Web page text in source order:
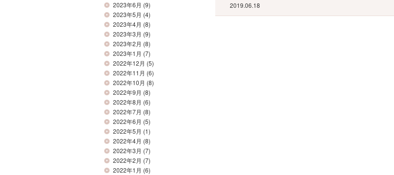
2023年6月 (9)
2023年5月 (4)
2023年4月 (8)
2023年3月 (9)
2023年2月 (8)
2023年1月 (7)
2022年12月 (5)
2022年11月 (6)
2022年10月 (8)
2022年9月 (8)
2022年8月 (6)
2022年7月 (8)
2022年6月 (5)
2022年5月 (1)
2022年4月 (8)
2022年3月 (7)
2022年2月 (7)
2022年1月 (6)
2019.06.18